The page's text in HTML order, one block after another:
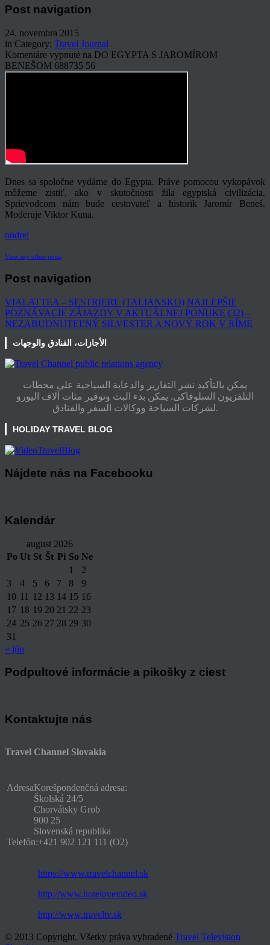
Post navigation
24. novembra 2015
in Category: Travel Journal
Komentáre vypnuté na DO EGYPTA S JAROMÍROM
BENEŠOM 688735 56
Dnes sa spoločne vydáme do Egypta. Práve pomocou vykopávok
môžeme zistiť, ako v skutočnosti žila egyptská civilizácia.
Sprievodcom nám bude cestovateľ a historik Jaromír Beneš.
Moderuje Viktor Kuna.
ondrej
View my other posts
Post navigation
VIALATTEA – SESTRIERE (TALIANSKO) NAJLEPŠIE
POZNÁVACIE ZÁJAZDY V AKTUÁLNEJ PONUKE (32) –
NEZABUDNUTEĽNÝ SILVESTER A NOVÝ ROK V RÍME
الأجازات، الفنادق والوجهات
يمكن بالتأكيد نشر التقارير والدعاية السياحية على محطات
التلفزيون السلوفاكى. يمكن بدء البث وتوفير مئات آلاف اليورو
لشركات السياحة ووكالات السفر والفنادق.
HOLIDAY TRAVEL BLOG
Nájdete nás na Facebooku
Kalendár
august 2026
Po Ut St Št Pi So Ne
1
2
3
4 5 6 7 8
9
10 11 12 13 14 15 16
17 18 19 20 21 22 23
24 25 26 27 28 29 30
31
« jún
Podpultové informácie a pikošky z ciest
Kontaktujte nás
Travel Channel Slovakia
AdresaKorešpondenčná adresa:
Školská 24/5
Chorvátsky Grob
900 25
Slovenská republika
Telefón:+421 902 121 111 (O2)
https://www.travelchannel.sk
http://www.hotelovevideo.sk
http://www.traveltv.sk
© 2013 Copyright. Všetky práva vyhradené Travel Television